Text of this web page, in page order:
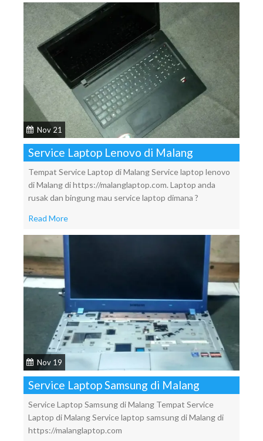
Nov 21
Service Laptop Lenovo di Malang
Tempat Service Laptop di Malang Service laptop lenovo
di Malang di https://malanglaptop.com. Laptop anda
rusak dan bingung mau service laptop dimana ?
Read More
Nov 19
Service Laptop Samsung di Malang
Service Laptop Samsung di Malang Tempat Service
Laptop di Malang Service laptop samsung di Malang di
https://malanglaptop.com